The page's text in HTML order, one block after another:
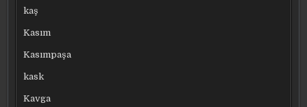
kaş
Kasım
Kasımpaşa
kask
Kavga